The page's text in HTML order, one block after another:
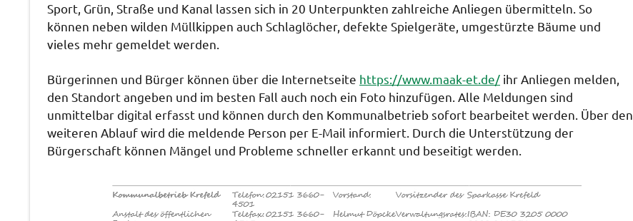
Sport, Grün, Straße und Kanal lassen sich in 20 Unterpunkten zahlreiche Anliegen übermitteln. So
können neben wilden Müllkippen auch Schlaglöcher, defekte Spielgeräte, umgestürzte Bäume und
vieles mehr gemeldet werden.
Bürgerinnen und Bürger können über die Internetseite https://www.maak-et.de/ ihr Anliegen melden,
den Standort angeben und im besten Fall auch noch ein Foto hinzufügen. Alle Meldungen sind
unmittelbar digital erfasst und können durch den Kommunalbetrieb sofort bearbeitet werden. Über den
weiteren Ablauf wird die meldende Person per E-Mail informiert. Durch die Unterstützung der
Bürgerschaft können Mängel und Probleme schneller erkannt und beseitigt werden.